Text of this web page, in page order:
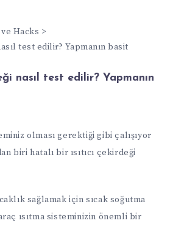
Hacks
test edilir? Yapmanın basit
nasıl test edilir? Yapmanın
olması gerektiği gibi çalışıyor
biri hatalı bir ısıtıcı çekirdeği
sağlamak için sıcak soğutma
ısıtma sisteminizin önemli bir